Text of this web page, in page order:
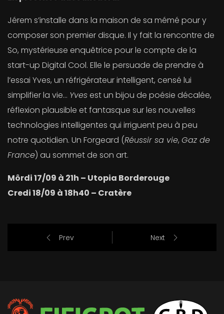
Jérem s’installe dans la maison de sa mémé pour y
composer son premier disque. Il y fait la rencontre de
So, mystérieuse enquêtrice pour le compte de la
start-up Digital Cool. Elle le persuade de prendre à
l’essai Yves, un réfrigérateur intelligent, censé lui
simplifier la vie… Yvesest un bijou de poésie décalée,
réflexion plausible et fantasque sur les nouvelles
technologies intelligentes qui irriguent peu à peu
notre quotidien. Un Forgeard (Réussir sa vie, Gaz de
France) au sommet de son art.
Môrdi 17/09 à 21h – Utopia Borderouge
Credi 18/09 à 18h40 – Cratère
Prev Next